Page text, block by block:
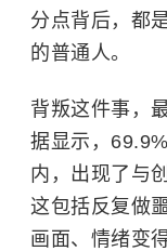
分点背后，都
的普通人。
背叛这件事，
据显示，
内，出现了与
这包括反复做
画面、情绪变